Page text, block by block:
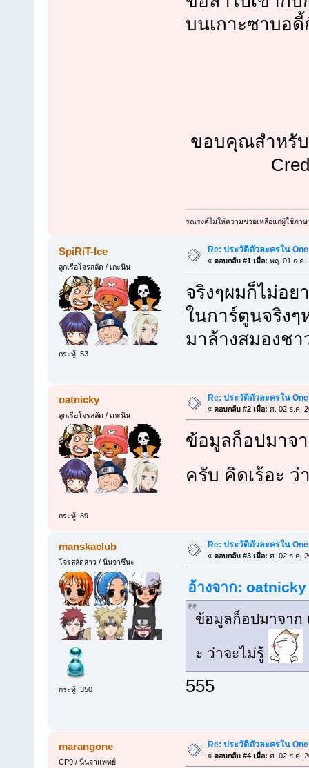
บนเกาะซาบอ
ขอบคุณสำห
รณรงค์ไม่ให้ความช่วยเหลือแก่ผู้ใช้ภาษ
SpiRiT-Ice
ลูกเรือโจรสลัด / เกะนิน
กระทู้: 53
Re: ประวัติตัวละครใน
« ตอบกลับ #1 เมื่อ: พฤ. 01 ธ.ค.
จริงๆผมก็ไม่อย
ในการ์ตูนจริง
มาล้างสมองชา
oatnicky
ลูกเรือโจรสลัด / เกะนิน
กระทู้: 89
Re: ประวัติตัวละครใน
« ตอบกลับ #2 เมื่อ: ศ. 02 ธ.ค.
ข้อมูลก็อปมาจา
ครับ คิดเร้อะ ว่
manskaclub
โจรสลัดสาว / นินจาซึนะ
กระทู้: 350
Re: ประวัติตัวละครใน
« ตอบกลับ #3 เมื่อ: ศ. 02 ธ.ค.
อ้างจาก: oatnicky
ข้อมูลก็อปมาจาก
ะ ว่าจะไม่รู้
555
marangone
CP9 / นินจาแพทย์
Re: ประวัติตัวละครใน
« ตอบกลับ #4 เมื่อ: ศ. 02 ธ.ค.